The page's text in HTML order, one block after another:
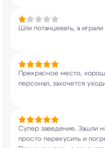
Шли потанцевать, а
Прекрасное место,
персонал, захочется
Супер заведение. Зашли
просто перекусить и